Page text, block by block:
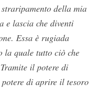
della mia
e lascia che diventi
Essa è rugiada
la quale tutto ciò che
il potere di
di aprire il tesoro